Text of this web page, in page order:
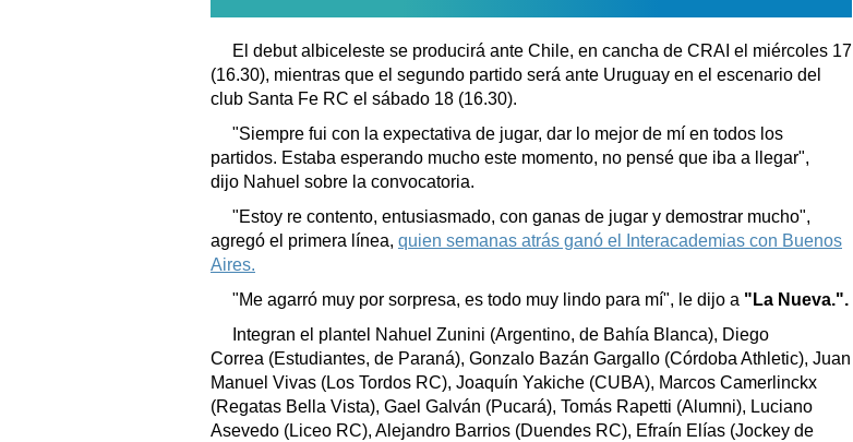
El debut albiceleste se producirá ante Chile, en cancha de CRAI el miércoles 17
(16.30), mientras que el segundo partido será ante Uruguay en el escenario del
club Santa Fe RC el sábado 18 (16.30).
"Siempre fui con la expectativa de jugar, dar lo mejor de mí en todos los
partidos. Estaba esperando mucho este momento, no pensé que iba a llegar",
dijo Nahuel sobre la convocatoria.
"Estoy re contento, entusiasmado, con ganas de jugar y demostrar mucho",
agregó el primera línea, quien semanas atrás ganó el Interacademias con Buenos
Aires.
"Me agarró muy por sorpresa, es todo muy lindo para mí", le dijo a "La Nueva.".
Integran el plantel Nahuel Zunini (Argentino, de Bahía Blanca), Diego
Correa (Estudiantes, de Paraná), Gonzalo Bazán Gargallo (Córdoba Athletic), Juan
Manuel Vivas (Los Tordos RC), Joaquín Yakiche (CUBA), Marcos Camerlinckx
(Regatas Bella Vista), Gael Galván (Pucará), Tomás Rapetti (Alumni), Luciano
Asevedo (Liceo RC), Alejandro Barrios (Duendes RC), Efraín Elías (Jockey de